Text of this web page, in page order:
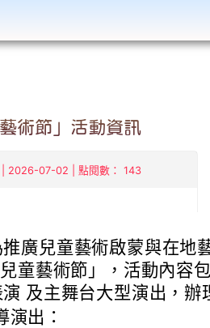
術節」活動資訊
| 2026-07-02 | 點閱數： 143
廣兒童藝術啟蒙與在地
童藝術節」，活動內容
及主舞台大型演出，辦
演出：